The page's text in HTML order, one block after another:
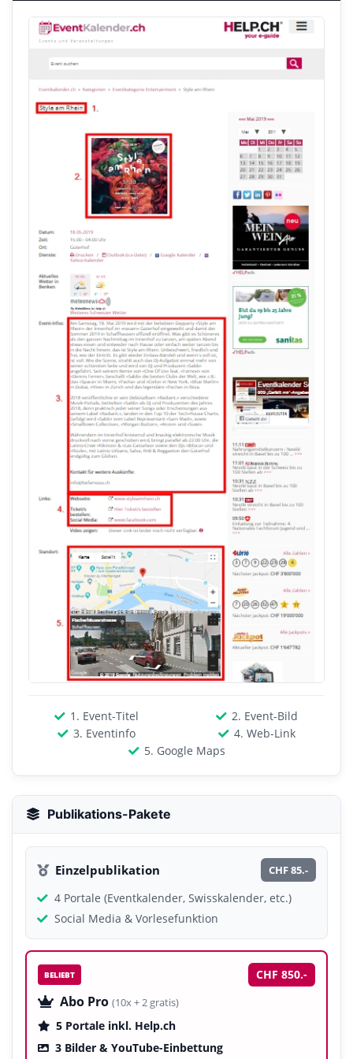
1. Event-Titel
2. Event-Bild
3. Eventinfo
4. Web-Link
5. Google Maps
Publikations-Pakete
Einzelpublikation CHF 85.-
4 Portale (Eventkalender, Swisskalender, etc.)
Social Media & Vorlesefunktion
BELIEBT CHF 850.-
Abo Pro (10x + 2 gratis)
5 Portale inkl. Help.ch
3 Bilder & YouTube-Einbettung